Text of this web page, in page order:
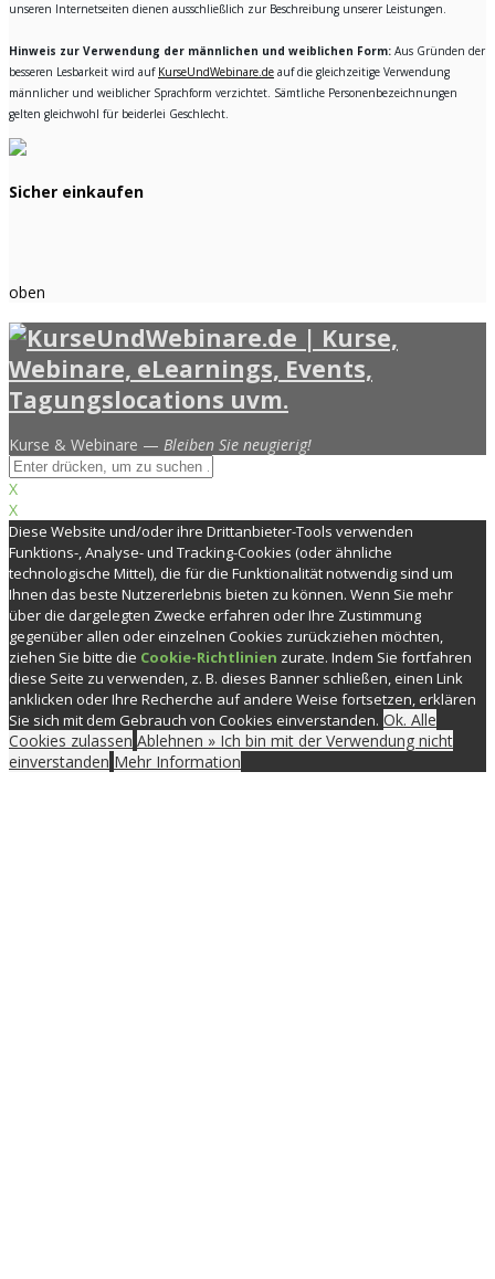
unseren Internetseiten dienen ausschließlich zur Beschreibung unserer Leistungen.
Hinweis zur Verwendung der männlichen und weiblichen Form: Aus Gründen der
besseren Lesbarkeit wird auf KurseUndWebinare.de auf die gleichzeitige Verwendung
männlicher und weiblicher Sprachform verzichtet. Sämtliche Personenbezeichnungen
gelten gleichwohl für beiderlei Geschlecht.
Sicher einkaufen
oben
Kurse & Webinare — Bleiben Sie neugierig!
X
X
Diese Website und/oder ihre Drittanbieter-Tools verwenden
Funktions-, Analyse- und Tracking-Cookies (oder ähnliche
technologische Mittel), die für die Funktionalität notwendig sind um
Ihnen das beste Nutzererlebnis bieten zu können. Wenn Sie mehr
über die dargelegten Zwecke erfahren oder Ihre Zustimmung
gegenüber allen oder einzelnen Cookies zurückziehen möchten,
ziehen Sie bitte die Cookie-Richtlinien zurate. Indem Sie fortfahren
diese Seite zu verwenden, z. B. dieses Banner schließen, einen Link
anklicken oder Ihre Recherche auf andere Weise fortsetzen, erklären
Sie sich mit dem Gebrauch von Cookies einverstanden. Ok. Alle
Cookies zulassen Ablehnen » Ich bin mit der Verwendung nicht
einverstanden Mehr Information